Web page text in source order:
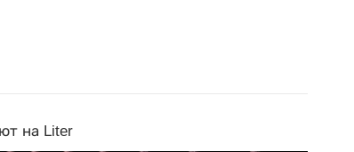
на Liter